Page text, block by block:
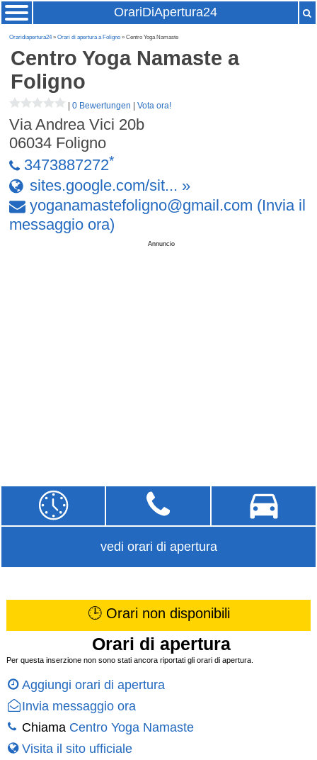
OrariDiApertura24
Oraridiapertura24»Orari di apertura a Foligno » Centro Yoga Namaste
Centro Yoga Namaste a
Foligno
|0 Bewertungen |Vota ora!
Via Andrea Vici 20b
06034 Foligno
3473887272*
sites.google.com/sit... »
yoganamastefoligno@gmail .com (Invia il
messaggio ora)
Annuncio
vedi orari di apertura
🕒 Orari non disponibili
Orari di apertura
Per questa inserzione non sono stati ancora riportati gli orari di apertura.
Aggiungi orari di apertura
Invia messaggio ora
Chiama Centro Yoga Namaste
Visita il sito ufficiale